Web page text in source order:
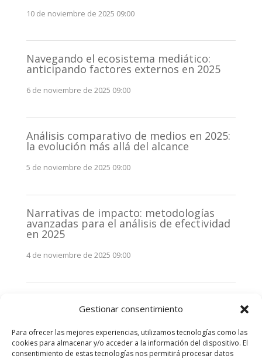
Gestionar consentimiento
Para ofrecer las mejores experiencias, utilizamos tecnologías como las
cookies para almacenar y/o acceder a la información del dispositivo. El
consentimiento de estas tecnologías nos permitirá procesar datos
10 de noviembre de 2025 09:00
Navegando el ecosistema mediático:
anticipando factores externos en 2025
6 de noviembre de 2025 09:00
Análisis comparativo de medios en 2025:
la evolución más allá del alcance
5 de noviembre de 2025 09:00
Narrativas de impacto: metodologías
avanzadas para el análisis de efectividad
en 2025
4 de noviembre de 2025 09:00
stakeholders en 2025: La clave de la
3 de noviembre de 2025 09:00